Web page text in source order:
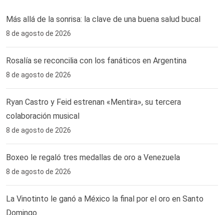
Más allá de la sonrisa: la clave de una buena salud bucal
8 de agosto de 2026
Rosalía se reconcilia con los fanáticos en Argentina
8 de agosto de 2026
Ryan Castro y Feid estrenan «Mentira», su tercera
colaboración musical
8 de agosto de 2026
Boxeo le regaló tres medallas de oro a Venezuela
8 de agosto de 2026
La Vinotinto le ganó a México la final por el oro en Santo
Domingo